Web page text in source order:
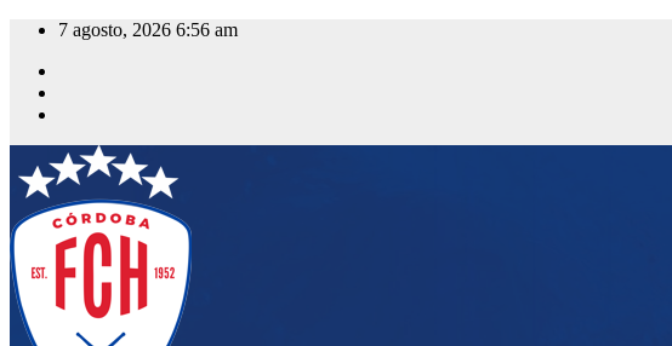
Saltar
contenido
7 agosto, 2026 6:56 am